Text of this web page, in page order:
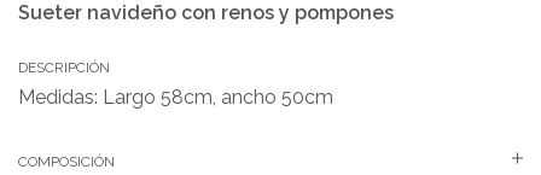
Sueter navideño con renos y pompones
DESCRIPCIÓN
Medidas: Largo 58cm, ancho 50cm
COMPOSICIÓN